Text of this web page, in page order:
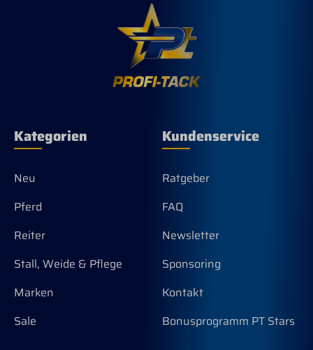
Kategorien
Neu
Pferd
Reiter
Stall, Weide & Pflege
Marken
Sale
Kundenservice
Ratgeber
FAQ
Newsletter
Sponsoring
Kontakt
Bonusprogramm PT Stars